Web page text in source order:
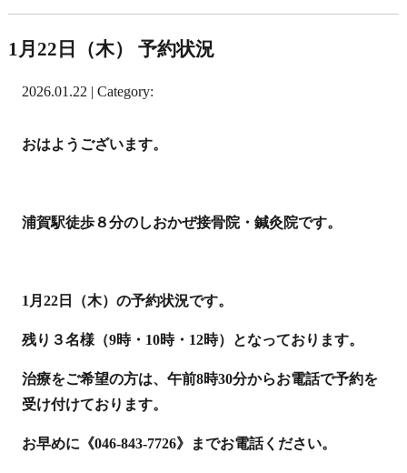
1月22日（木） 予約状況
2026.01.22 | Category:
おはようございます。
浦賀駅徒歩８分のしおかぜ接骨院・鍼灸院です。
1月22日（木）の予約状況です。
残り３名様（9時・10時・12時）となっております。
治療をご希望の方は、午前8時30分からお電話で予約を
受け付けております。
お早めに《046-843-7726》までお電話ください。